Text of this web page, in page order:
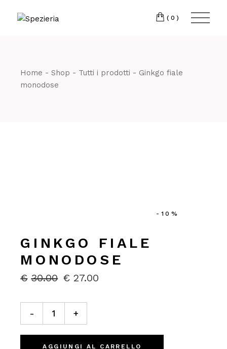
(0)
Home Shop Tutti i prodotti
Ginkgo fiale
monodose
-10%
GINKGO FIALE
MONODOSE
€ 30.00
IL
ORIGINALE
ERA:
€30.00.
€ 27.00
IL
ATTUALE
€27.00.
Ginkgo fiale monodose quantity
- +
AGGIUNGI AL CARRELLO
Telefono